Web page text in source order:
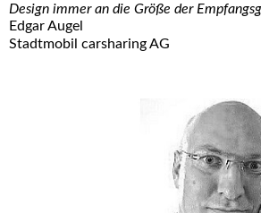
Design immer an die Größe der
Edgar Augel
Stadtmobil carsharing AG